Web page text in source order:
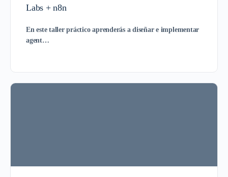
Labs + n8n
En este taller práctico aprenderás a diseñar e implementar
agent…